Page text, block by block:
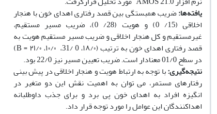
یافته‌ها:ضریب همبستگی بین قصد رفتاری اهدای خون با هنجار
اخلاقی (15/ 0) و هویت (28/ 0)، ضریب مسیر مستقیم،
غیرمستقیم و کل هنجار اخلاقی و ضریب مسیر مستقیم هویت به
قصد رفتاری اهدای خون به ترتیب (B = ۲۱/۰ ،۱۰/۰ ،31/ 0 ،۱۸/۰)
در سطح 01/0 معنادار است. ضریب تعیین مسیر نیز 22/0 بود.
نتیجه‌گیری:با توجه به ارتباط هویت و هنجار اخلاقی در پیش بینی
رفتارهای مستمر، می توان به اهمیت نقش این دو متغیر در
انگیزه افراد به اهدای خون پی برد و برای جذب داوطلبانه
اهداکنندگان این عوامل را مورد توجه قرار داد.